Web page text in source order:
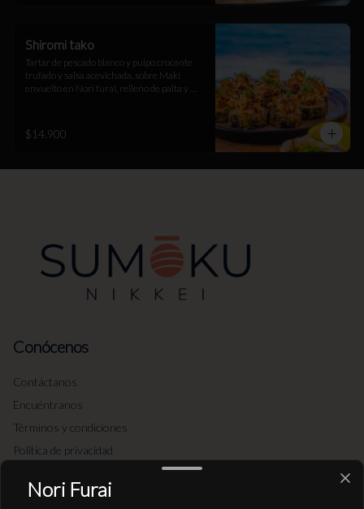
Shiromi tako
Tartar de pescado blanco y pulpo crocante
trufado y salsa acevichada, sobre Maki
envuelto en Nori furai, relleno de palta y
$14.900
Conócenos
Contáctanos
Encuéntranos
Términos y condiciones
Política de privacidad
Redes sociales
Nori Furai